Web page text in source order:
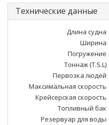
Технические данные
Длина судна
Ширина
Погружение
Тоннаж (T.S.L)
Первозка людей
Максимальная скорость
Крейсерская скорость
Топливный бак
Резервуар для воды